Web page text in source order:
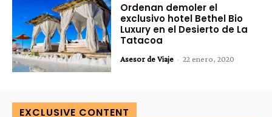
Ordenan demoler el
exclusivo hotel Bethel Bio
Luxury en el Desierto de La
Tatacoa
Asesor de Viaje - 22 enero, 2020
EXCLUSIVE CONTENT